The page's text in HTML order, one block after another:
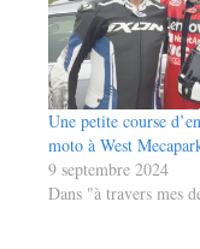
Une petite course
moto à West
9 septembre 2024
Dans "à travers mes